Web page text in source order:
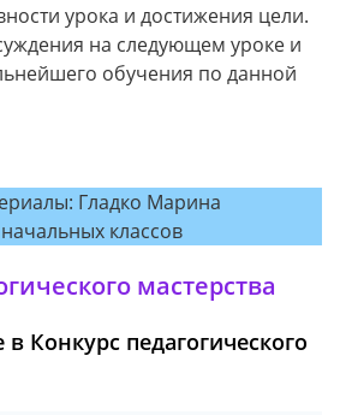
урока и достижения цели.
на следующем уроке и
обучения по данной
Гладко Марина
классов
мастерства
Конкурс педагогического